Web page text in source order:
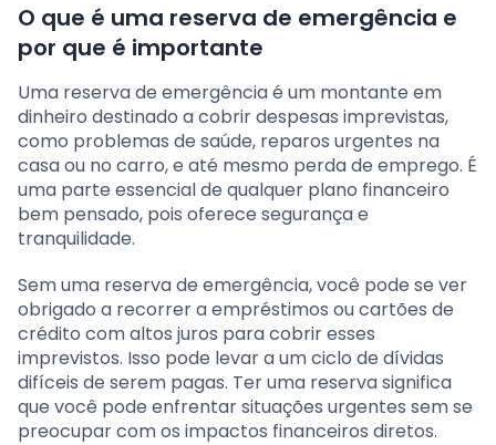
O que é uma reserva de emergência e
por que é importante
Uma reserva de emergência é um montante em
dinheiro destinado a cobrir despesas imprevistas,
como problemas de saúde, reparos urgentes na
casa ou no carro, e até mesmo perda de emprego. É
uma parte essencial de qualquer plano financeiro
bem pensado, pois oferece segurança e
tranquilidade.
Sem uma reserva de emergência, você pode se ver
obrigado a recorrer a empréstimos ou cartões de
crédito com altos juros para cobrir esses
imprevistos. Isso pode levar a um ciclo de dívidas
difíceis de serem pagas. Ter uma reserva significa
que você pode enfrentar situações urgentes sem se
preocupar com os impactos financeiros diretos.